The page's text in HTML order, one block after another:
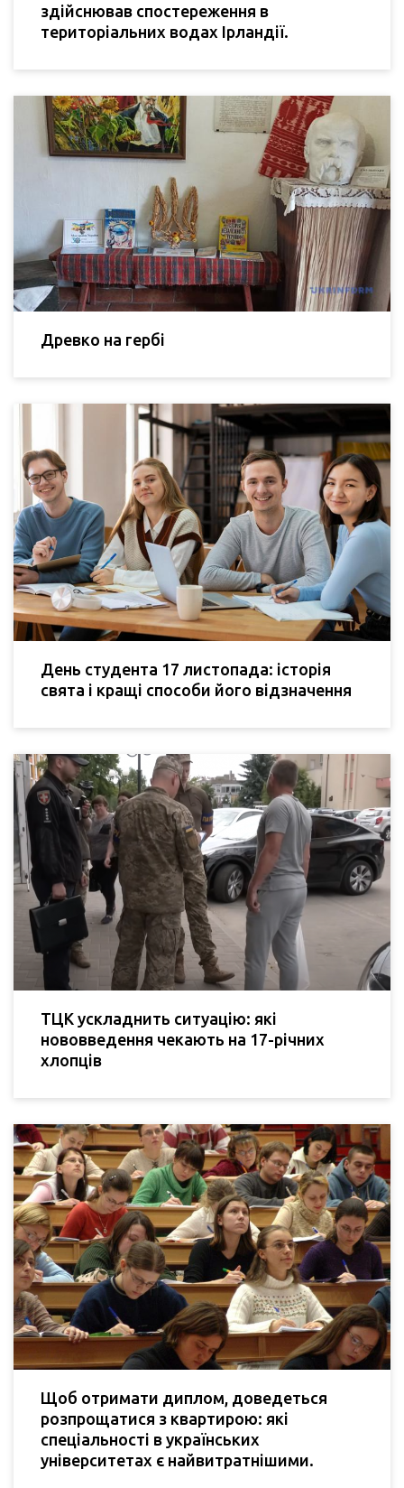
здійснював спостереження в
територіальних водах Ірландії.
Древко на гербі
День студента 17 листопада: історія
свята і кращі способи його відзначення
ТЦК ускладнить ситуацію: які
нововведення чекають на 17-річних
хлопців
Щоб отримати диплом, доведеться
розпрощатися з квартирою: які
спеціальності в українських
університетах є найвитратнішими.